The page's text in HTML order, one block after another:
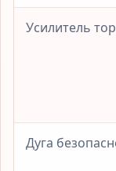
Усилитель
Дуга